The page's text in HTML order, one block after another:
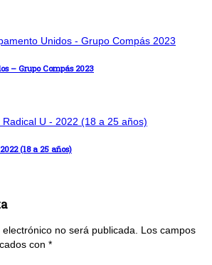
– Grupo Compás 2023
(18 a 25 años)
no será publicada.
Los campos
con *